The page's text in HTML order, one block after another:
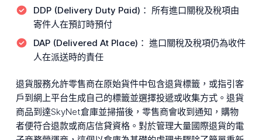
DDP (Delivery Duty Paid)： 所有進口關稅及稅項由
寄件人在預訂時預付
DAP (Delivered At Place)： 進口關稅及稅項仍為收件
人在派送時的責任
退貨服務允許零售商在原始貨件中包含退貨標籤，或指引客
戶到網上平台生成自己的標籤並選擇投遞或收集方式。退貨
商品到達SkyNet倉庫並掃描後，零售商會收到通知，購物
者便符合退款或商店信貸資格。對於管理大量國際退貨的電